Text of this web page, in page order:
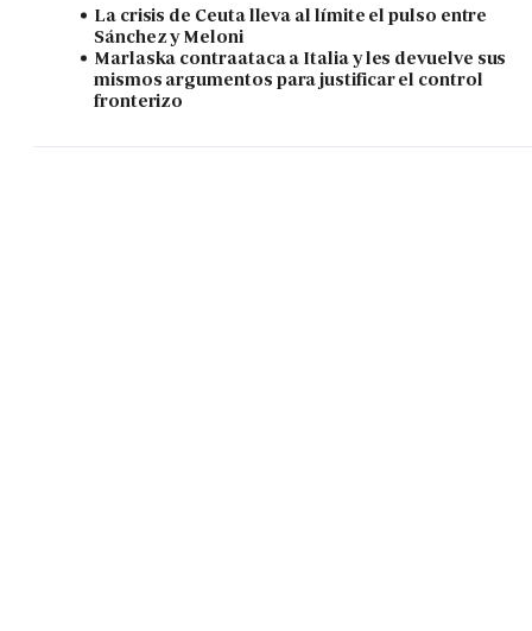
La crisis de Ceuta lleva al límite el pulso entre
Sánchez y Meloni
Marlaska contraataca a Italia y les devuelve sus
mismos argumentos para justificar el control
fronterizo